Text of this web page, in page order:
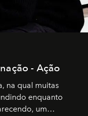
- Ação
na qual muitas
enquanto
um